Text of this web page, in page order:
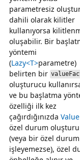
parametresiz
dahili olarak kilitler
kullanıyorsa
oluşabilir. Bir
yöntemi
(Lazy<T>parametre)
belirten bir
oluşturucu
ve bu başlatma
özelliği ilk kez
çağırdığınızda Value
özel durum
(veya bir özel
işleyemezse), özel